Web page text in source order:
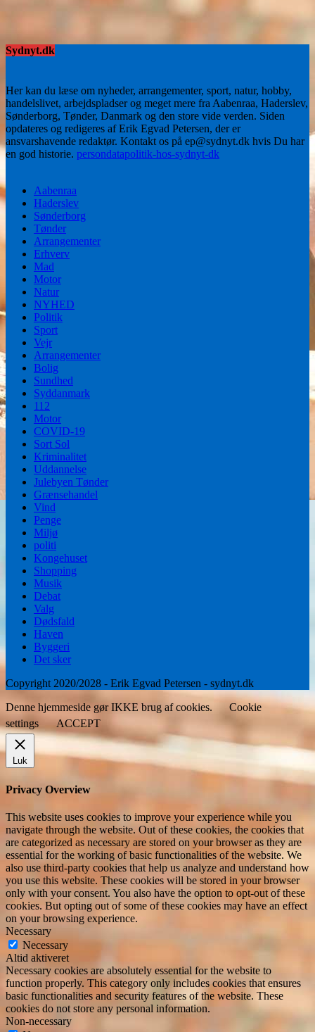
Sydnyt.dk
Her kan du læse om nyheder, arrangementer, sport, natur, hobby,
handelslivet, arbejdspladser og meget mere fra Aabenraa, Haderslev,
Sønderborg, Tønder, Danmark og den store vide verden. Siden
opdateres og redigeres af Erik Egvad Petersen, der er
ansvarshavende redaktør. Kontakt os på ep@sydnyt.dk hvis Du har
en god historie. persondatapolitik-hos-sydnyt-dk
Aabenraa
Haderslev
Sønderborg
Tønder
Arrangementer
Erhverv
Mad
Motor
Natur
NYHED
Politik
Sport
Vejr
Arrangementer
Bolig
Sundhed
Syddanmark
112
Motor
COVID-19
Sort Sol
Kriminalitet
Uddannelse
Julebyen Tønder
Grænsehandel
Vind
Penge
Miljø
politi
Kongehuset
Shopping
Musik
Debat
Valg
Dødsfald
Haven
Byggeri
Det sker
Copyright 2020/2028 - Erik Egvad Petersen - sydnyt.dk
Denne hjemmeside gør IKKE brug af cookies.
Cookie
settings
ACCEPT
Luk
Privacy Overview
This website uses cookies to improve your experience while you
navigate through the website. Out of these cookies, the cookies that
are categorized as necessary are stored on your browser as they are
essential for the working of basic functionalities of the website. We
also use third-party cookies that help us analyze and understand how
you use this website. These cookies will be stored in your browser
only with your consent. You also have the option to opt-out of these
cookies. But opting out of some of these cookies may have an effect
on your browsing experience.
Necessary
Necessary
Altid aktiveret
Necessary cookies are absolutely essential for the website to
function properly. This category only includes cookies that ensures
basic functionalities and security features of the website. These
cookies do not store any personal information.
Non-necessary